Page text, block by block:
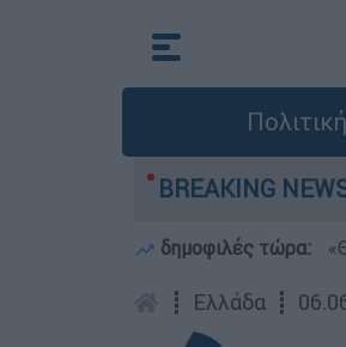
Πολιτική
BREAKING
του 4χρονου στην Πάρο -
δημοφιλές τώρα:
┋ Ελλάδα ┋